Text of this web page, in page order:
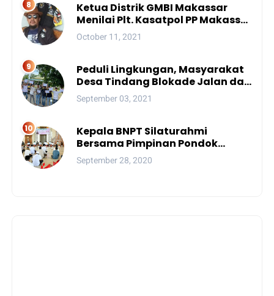
Ketua Distrik GMBI Makassar
Menilai Plt. Kasatpol PP Makassar
Melanggar Kode Etik ASN
October 11, 2021
Peduli Lingkungan, Masyarakat
Desa Tindang Blokade Jalan dan
Lokasi Tambang
September 03, 2021
Kepala BNPT Silaturahmi
Bersama Pimpinan Pondok
Pesantren Se-Sulsel
September 28, 2020